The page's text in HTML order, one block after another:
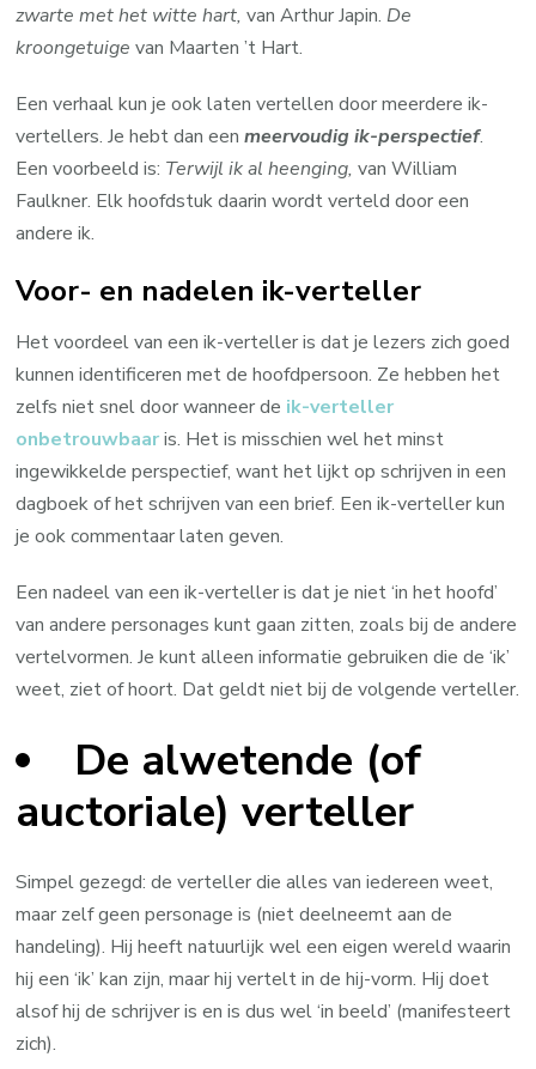
zwarte met het witte hart, van Arthur Japin. De
kroongetuige van Maarten ’t Hart.
Een verhaal kun je ook laten vertellen door meerdere ik-
vertellers. Je hebt dan eenmeervoudig ik-perspectief.
Een voorbeeld is: Terwijl ik al heenging, van William
Faulkner. Elk hoofdstuk daarin wordt verteld door een
andere ik.
Voor- en nadelen ik-verteller
Het voordeel van een ik-verteller is dat je lezers zich goed
kunnen identificeren met de hoofdpersoon. Ze hebben het
zelfs niet snel door wanneer de ik-verteller
onbetrouwbaaris. Het is misschien wel het minst
ingewikkelde perspectief, want het lijkt op schrijven in een
dagboek of het schrijven van een brief. Een ik-verteller kun
je ook commentaar laten geven.
Een nadeel van een ik-verteller is dat je niet ‘in het hoofd’
van andere personages kunt gaan zitten, zoals bij de andere
vertelvormen. Je kunt alleen informatie gebruiken die de ‘ik’
weet, ziet of hoort. Dat geldt niet bij de volgende verteller.
De alwetende (of
auctoriale) verteller
Simpel gezegd: de verteller die alles van iedereen weet,
maar zelf geen personage is (niet deelneemt aan de
handeling). Hij heeft natuurlijk wel een eigen wereld waarin
hij een ‘ik’ kan zijn, maar hij vertelt in de hij-vorm. Hij doet
alsof hij de schrijver is en is dus wel ‘in beeld’ (manifesteert
zich).